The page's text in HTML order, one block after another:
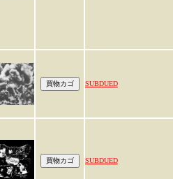
SUBDUED
SUBDUED